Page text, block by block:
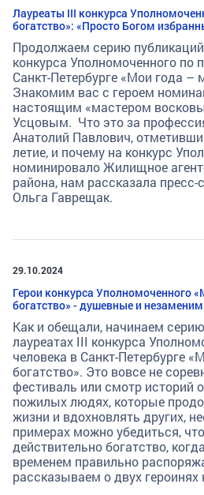
Лауреаты III конкурса
богатство»: «Просто Богом
Продолжаем серию публикаций
конкурса Уполномоченного по
Санкт-Петербурге «Мои года –
Знакомим вас с героем
настоящим «мастером
Усцовым. Что это за
Анатолий Павлович,
летие, и почему на конкурс
номинировало Жилищное
района, нам рассказала пресс-
Ольга Гаврещак.
29.10.2024
Герои конкурса Уполномоченного
богатство» - душевные и
Как и обещали, начинаем
лауреатах III конкурса
человека в Санкт-Петербурге
богатство». Это вовсе не
фестиваль или смотр историй
пожилых людях, которые
жизни и вдохновлять других,
примерах можно убедиться,
действительно богатство,
временем правильно
рассказываем о двух героинях